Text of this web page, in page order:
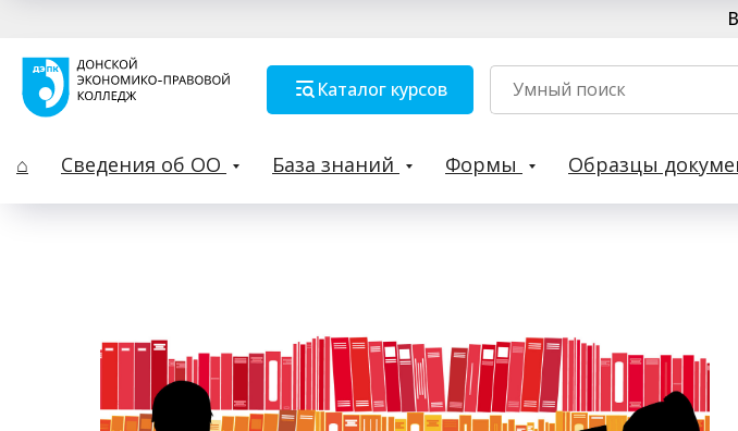
Каталог курсов
⌂ Сведения об ОО База знаний Формы Образцы